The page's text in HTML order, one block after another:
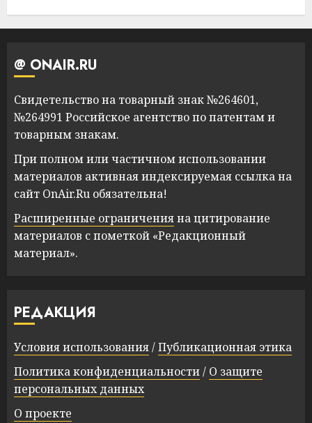
@ ONAIR.RU
Свидетельство на товарный знак №264601,
№264991 Российское агентство по патентам и
товарным знакам.
При полном или частичном использовании
материалов активная индексируемая ссылка на
сайт OnAir.Ru обязательна!
Расширенные ограниченияна цитирование
материалов с пометкой «Редакционный
материал».
РЕДАКЦИЯ
Условия использования/Публикационная этика
Политика конфиденциальности/ О защите
персональных данных
О проекте